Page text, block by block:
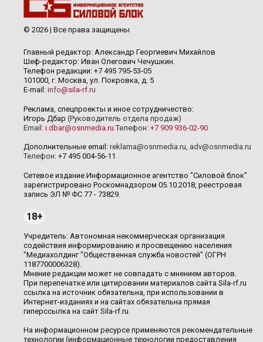
© 2026 | Все права защищены
Главный редактор: Александр Георгиевич Михайлов
Шеф-редактор: Иван Олегович Чечушкин.
Телефон редакции: +7 495 795-53-05
101000, г. Москва, ул. Покровка, д. 5
E-mail: info@sila-rf.ru
Реклама, спецпроекты и иное сотрудничество:
Игорь Дбар (Руководитель отдела продаж)
Email: i.dbar@osnmedia.ru Телефон: +7 909 936-02-90
Дополнительные email: reklama@osnmedia.ru, adv@osnmedia.ru
Телефон: +7 495 004-56-11
Сетевое издание Информационное агентство "Силовой блок"
зарегистрировано Роскомнадзором 05.10.2018, реестровая
запись ЭЛ № ФС 77 - 73829.
18+
Учредитель: Автономная некоммерческая организация
содействия информированию и просвещению населения
"Медиахолдинг "Общественная служба новостей" (ОГРН
1187700006328).
Мнение редакции может не совпадать с мнением авторов.
При перепечатке или цитировании материалов сайта Sila-rf.ru
ссылка на источник обязательна, при использовании в
Интернет-изданиях и на сайтах обязательна прямая
гиперссылка на сайт Sila-rf.ru.
На информационном ресурсе применяются рекомендательные
технологии (информационные технологии предоставления